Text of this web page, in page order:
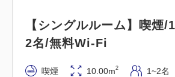
◆連泊の客室清掃について◆
□連泊中の清掃・タオル交換・アメ
望制でございます。（無料）
【シングルルーム】喫煙/
2名/無料Wi-Fi
喫煙 10.00m2 1~2名